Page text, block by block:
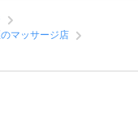
マッサージ店